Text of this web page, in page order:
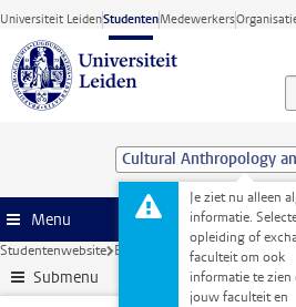
Ga direct naar de inhoud
Universiteit LeidenStudentenMedewerkers
Je ziet nu alleen
informatie.
opleiding of
faculteit om ook
informatie te zien
jouw faculteit en
Menu
Studentenwebsite Extra studieactiviteiten
Submenu